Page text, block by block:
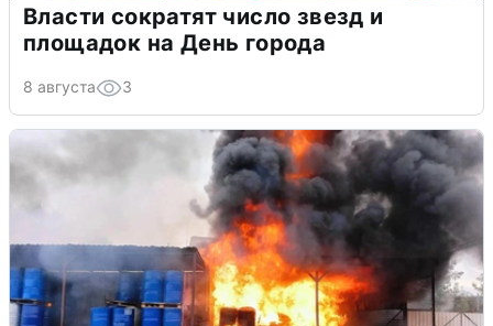
Власти сократят число звезд и
площадок на День города
8 августа 3